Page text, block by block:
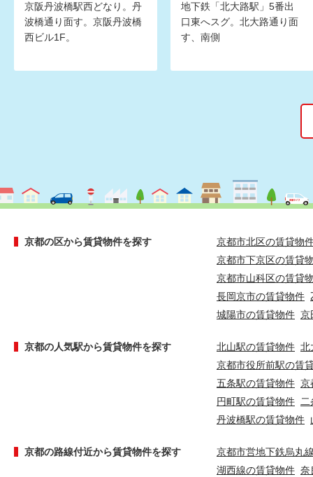
京阪丹波橋駅西どなり。丹
波橋通り面す。京阪丹波橋
西ビル1F。
地下鉄「北大路駅」5番出
口東へスグ。北大路通り面
す、南側
京都の区から賃貸物件を探す
京都市北区の賃貸物
京都市下京区の賃貸
京都市山科区の賃貸
長岡京市の賃貸物件
城陽市の賃貸物件 京
京都の人気駅から賃貸物件を探す 北山駅の賃貸物件 北
京都市役所前駅の賃
五条駅の賃貸物件 京
円町駅の賃貸物件
丹波橋駅の賃貸物件
京都の路線付近から賃貸物件を探す
京都市営地下鉄烏丸
湖西線の賃貸物件 奈